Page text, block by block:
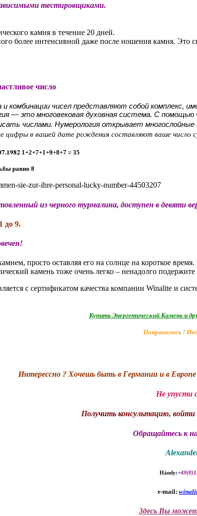
тестировщиками.
камня в течение 20 дней.
более интенсивной даже после ношения камня. Это
число
комбинации чисел представляют собой
— это многовековая духовная система. С
числами. Нумерология открывает многослойные
цифры в вашей дате рождения составляют ваше число
1+2+7+1+9+8+7 = 35
равно 8
sie-zur-ihre-personal-lucky-number-44503207
из черного турмалина, доступен в девяти
до 9.
просто оставляя его на солнце на короткое
камень тоже очень легко – ненадолго
с сертификатом качества компании Winalite и
Купить Энергетический Камень и
Понравилось !
Интерессно ? Хочешь быть в Германии и в
Не упусти
Получить консультацию, войти
Обращайтесь к
Händy:
e-mail:
Здесь Вы